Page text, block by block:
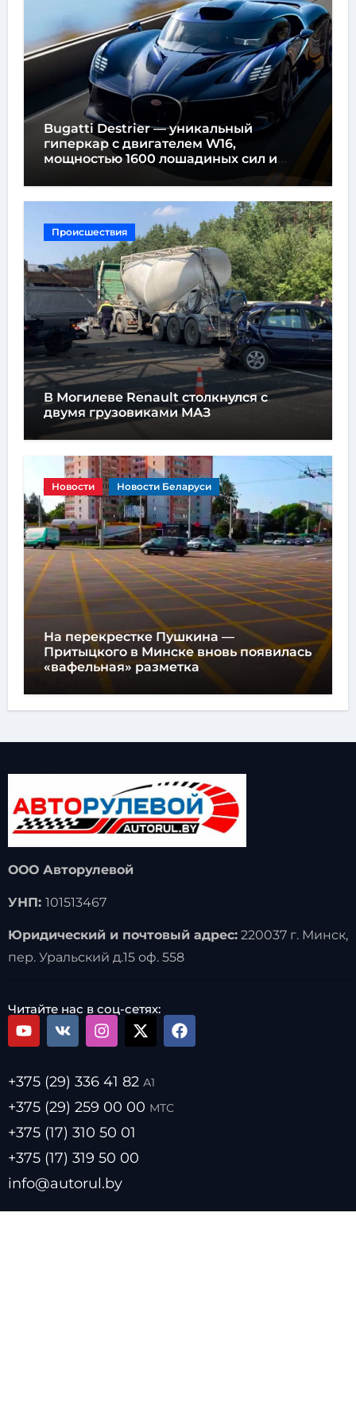
Bugatti Destrier — уникальный
гиперкар с двигателем W16,
мощностью 1600 лошадиных сил и
высотой всего один метр
Происшествия
В Могилеве Renault столкнулся с
двумя грузовиками МАЗ
Новости Новости Беларуси
На перекрестке Пушкина —
Притыцкого в Минске вновь появилась
«вафельная» разметка
ООО Авторулевой
УНП: 101513467
Юридический и почтовый адрес:220037 г. Минск,
пер. Уральский д.15 оф. 558
Читайте нас в соц-сетях:
+375 (29) 336 41 82 А1
+375 (29) 259 00 00 МТС
+375 (17) 310 50 01
+375 (17) 319 50 00
info@autorul.by